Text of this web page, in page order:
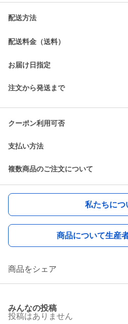
配送方法
配送料金（送料）
お届け日指定
注文から発送まで
クーポン利用可否
支払い方法
複数商品のご注文について
私たちにつ
商品について生産
商品をシェア
みんなの投稿
投稿はありません